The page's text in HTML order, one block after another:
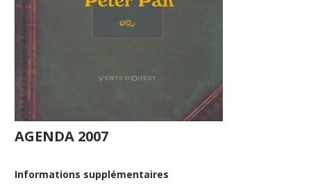
AGENDA 2007
Informations supplémentaires